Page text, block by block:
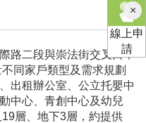
路二段與崇法街交叉口，
同家戶類型及需求規劃
出租辦公室、公立托嬰中
中心、青創中心及幼兒
層、地下3層，約提供
×關
閉
線上申
請